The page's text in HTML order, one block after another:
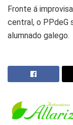
Fronte á
central, o PPdeG
alumnado galego.